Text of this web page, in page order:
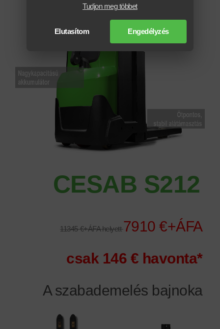
Tudjon meg többet
Elutasítom Engedélyzés
CESAB S212
11345 €+ÁFA helyett7910 €+ÁFA
csak 146 € havonta*
A szabademelés bajnoka